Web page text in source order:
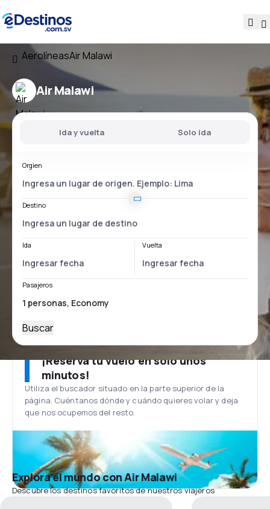
AerolíneasAir Malawi
Air Malawi
Ida y vuelta Solo ida
Orgien
Destino
Ida Vuelta
Pasajeros
Buscar
¡Reserva tu vuelo en solo unos
minutos!
Utiliza el buscador situado en la parte superior de la
página. Cuéntanos dónde y cuándo quieres volar y deja
que nos ocupemos del resto.
Explora el mundo con Air Malawi
Descubre los destinos favoritos de nuestros viajeros